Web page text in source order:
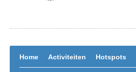
Home Activiteiten Hotspots